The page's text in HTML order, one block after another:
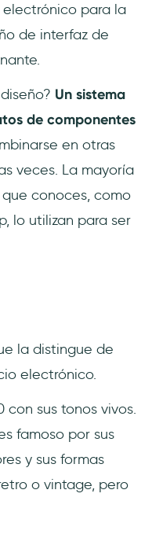
para la
de interfaz de
Un sistema
de componentes
en otras
veces. La mayoría
conoces, como
lo utilizan para ser
la distingue de
electrónico.
con sus tonos vivos.
famoso por sus
y sus formas
o vintage, pero